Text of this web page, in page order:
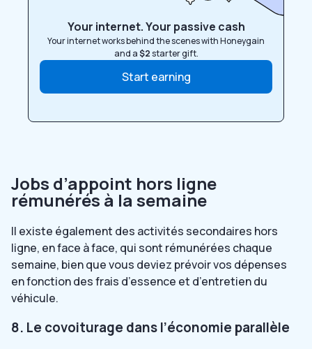
Your internet. Your passive cash
Your internet works behind the scenes with Honeygain
and a$2starter gift.
Start earning
Jobs d’appoint hors ligne
rémunérés à la semaine
Il existe également des activités secondaires hors
ligne, en face à face, qui sont rémunérées chaque
semaine, bien que vous deviez prévoir vos dépenses
en fonction des frais d’essence et d’entretien du
véhicule.
8. Le covoiturage dans l’économie parallèle